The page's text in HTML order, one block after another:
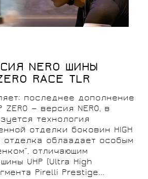
NERO ШИНЫ
RACE TLR
последнее дополнение
— версия NERO, в
технология
отделки боковин HIGH
отделка облаадает особым
отличающим
UHP (Ultra High
Pirelli Prestige...